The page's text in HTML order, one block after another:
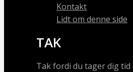
Kontakt
Lidt om denne side
TAK
Tak fordi du tager dig